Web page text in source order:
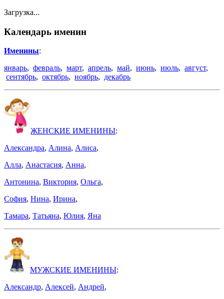
Загрузка...
Календарь именин
Именины:
январь, февраль, март, апрель, май, июнь, июль, август,
сентябрь, октябрь, ноябрь, декабрь
ЖЕНСКИЕ ИМЕНИНЫ:
Александра, Алина, Алиса,
Алла, Анастасия, Анна,
Антонина, Виктория, Ольга,
София, Нина, Ирина,
Тамара, Татьяна, Юлия, Яна
МУЖСКИЕ ИМЕНИНЫ:
Александр, Алексей, Андрей,